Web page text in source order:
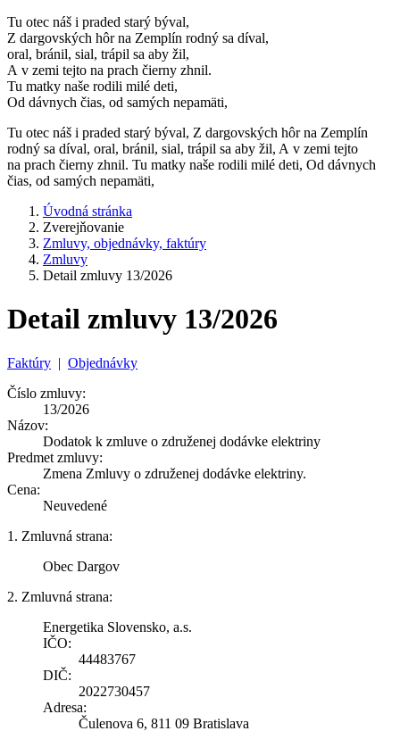
Tu otec náš i praded starý býval,
Z dargovských hôr na Zemplín rodný sa díval,
oral, bránil, sial, trápil sa aby žil,
A v zemi tejto na prach čierny zhnil.
Tu matky naše rodili milé deti,
Od dávnych čias, od samých nepamäti,
Tu otec náš i praded starý býval, Z dargovských hôr na Zemplín
rodný sa díval, oral, bránil, sial, trápil sa aby žil, A v zemi tejto
na prach čierny zhnil. Tu matky naše rodili milé deti, Od dávnych
čias, od samých nepamäti,
Úvodná stránka
Zverejňovanie
Zmluvy, objednávky, faktúry
Zmluvy
Detail zmluvy 13/2026
Detail zmluvy 13/2026
Faktúry | Objednávky
Číslo zmluvy:
13/2026
Názov:
Dodatok k zmluve o združenej dodávke elektriny
Predmet zmluvy:
Zmena Zmluvy o združenej dodávke elektriny.
Cena:
Neuvedené
1. Zmluvná strana:
Obec Dargov
2. Zmluvná strana:
Energetika Slovensko, a.s.
IČO:
44483767
DIČ:
2022730457
Adresa:
Čulenova 6, 811 09 Bratislava